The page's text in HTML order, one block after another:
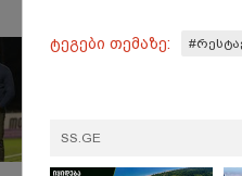
ტეგები თემაზე:
SS.GE